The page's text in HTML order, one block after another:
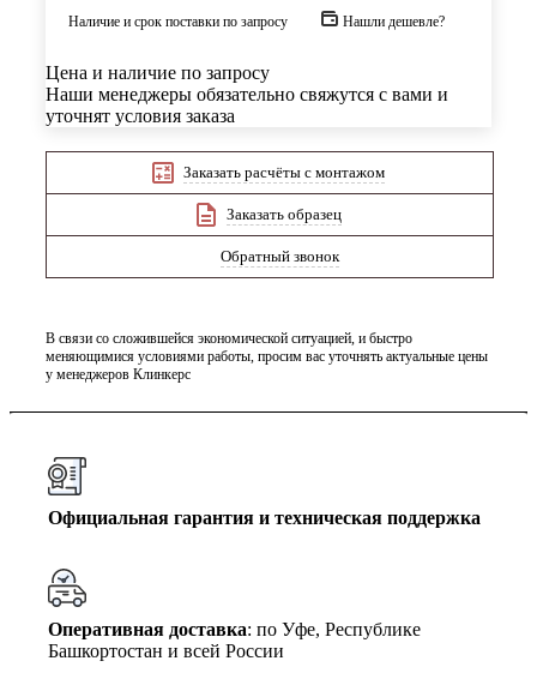
Наличие и срок поставки по запросу Нашли дешевле?
Цена и наличие по запросу
Наши менеджеры обязательно свяжутся с вами и
уточнят условия заказа
Заказать расчёты с монтажом
Заказать образец
Обратный звонок
В связи со сложившейся экономической ситуацией, и быстро
меняющимися условиями работы, просим вас уточнять актуальные цены
у менеджеров Клинкерс
Официальная гарантия и техническая поддержка
Оперативная доставка: по Уфе, Республике
Башкортостан и всей России